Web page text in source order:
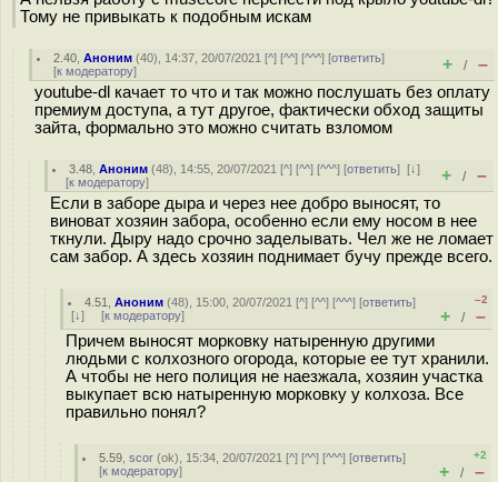
Тому не привыкать к подобным искам
2.40 ,Аноним (40), 14:37, 20/07/2021 [^] [^^] [^^^] [ответить]
[к модератору] + / –
youtube-dl качает то что и так можно послушать без оплату
премиум доступа, а тут другое, фактически обход защиты
зайта, формально это можно считать взломом
3.48 ,Аноним (48), 14:55, 20/07/2021 [^] [^^] [^^^] [ответить][↓]
[к модератору] + / –
Если в заборе дыра и через нее добро выносят, то
виноват хозяин забора, особенно если ему носом в нее
ткнули. Дыру надо срочно заделывать. Чел же не ломает
сам забор. А здесь хозяин поднимает бучу прежде всего.
4.51 ,Аноним (48), 15:00, 20/07/2021 [^] [^^] [^^^] [ответить]
[↓] [к модератору]
–2
+ / –
Причем выносят морковку натыренную другими
людьми с колхозного огорода, которые ее тут хранили.
А чтобы не него полиция не наезжала, хозяин участка
выкупает всю натыренную морковку у колхоза. Все
правильно понял?
5.59 ,scor (ok), 15:34, 20/07/2021 [^] [^^] [^^^] [ответить]
[к модератору]
+2
+ / –